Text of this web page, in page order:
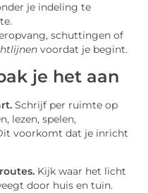
je indeling te
schuttingen of
voordat je begint.
je het aan
Schrijf per ruimte op
lezen, spelen,
voorkomt dat je inricht
Kijk waar het licht
door huis en tuin.